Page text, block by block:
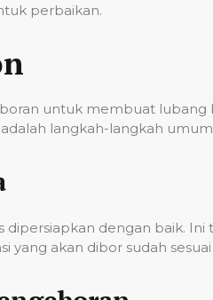
perbaikan.
untuk membuat lubang
langkah-langkah
dipersiapkan dengan baik.
yang akan dibor sudah